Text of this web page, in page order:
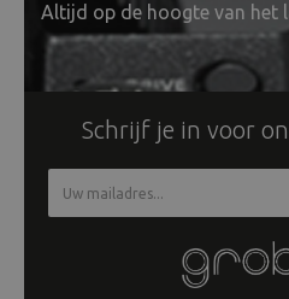
Altijd op de hoogte van het
Schrijf je in voor